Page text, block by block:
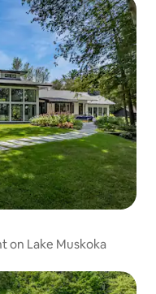
on Lake Muskoka